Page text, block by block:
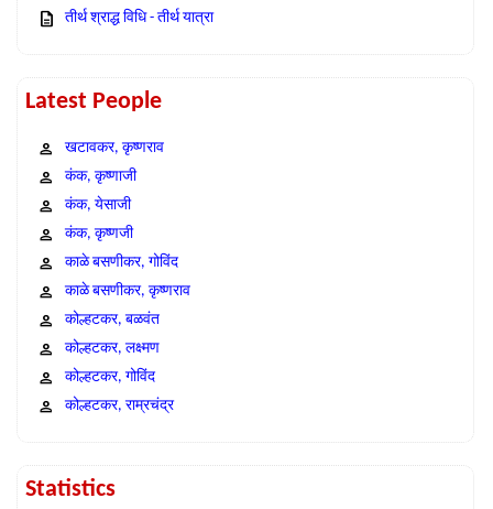
तीर्थ श्राद्ध विधि - तीर्थ यात्रा
Latest People
खटावकर, कृष्णराव
कंक, कृष्णाजी
कंक, येसाजी
कंक, कृष्णजी
काळे बसणीकर, गोविंद
काळे बसणीकर, कृष्णराव
कोल्हटकर, बळवंत
कोल्हटकर, लक्ष्मण
कोल्हटकर, गोविंद
कोल्हटकर, राम्रचंद्र
Statistics